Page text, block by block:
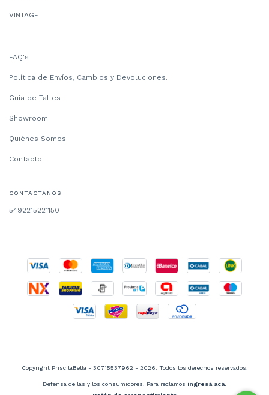
VINTAGE
FAQ's
Política de Envíos, Cambios y Devoluciones.
Guía de Talles
Showroom
Quiénes Somos
Contacto
CONTACTÁNOS
5492215221150
Copyright PriscilaBella - 30715537962 - 2026. Todos los derechos reservados.
Defensa de las y los consumidores. Para reclamos ingresá acá.